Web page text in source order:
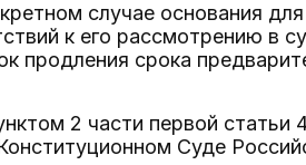
случае основания
к его рассмотрению в
продления срока
2 части первой статьи
Суде